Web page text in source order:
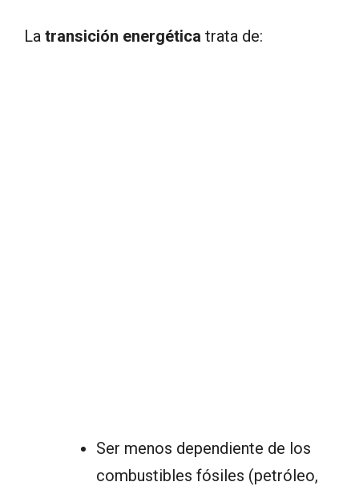
La transición energética trata de:
Ser menos dependiente de los
combustibles fósiles (petróleo,